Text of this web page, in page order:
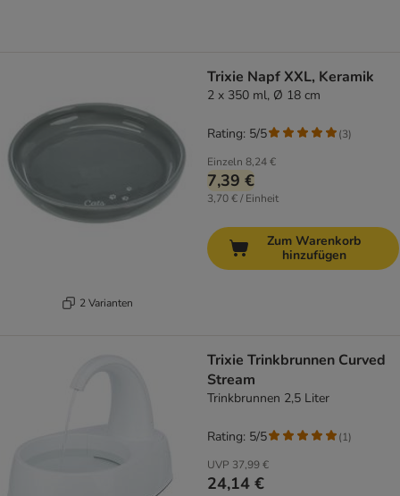
2 Varianten
Trixie Napf XXL, Keramik
2 x 350 ml, Ø 18 cm
Einzeln 8,24 €
7,39 €
3,70 € / Einheit
Rating: 5/5 (3)
Zum Warenkorb
hinzufügen
Trixie Trinkbrunnen Curved
Stream
Trinkbrunnen 2,5 Liter
UVP 37,99 €
24,14 €
Rating: 5/5 (1)